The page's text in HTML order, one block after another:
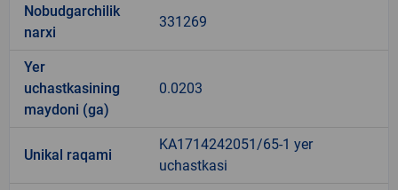
Nobudgarchilik
narxi
331269
Yer
uchastkasining
maydoni (ga)
0.0203
Unikal raqami
KA1714242051/65-1 yer
uchastkasi